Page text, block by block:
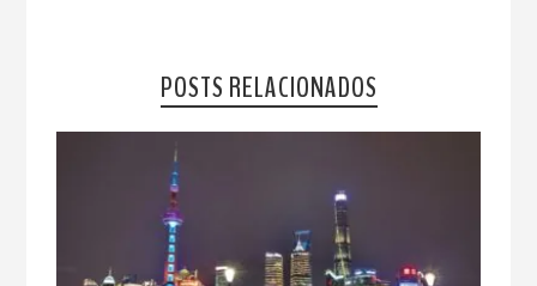
POSTS RELACIONADOS